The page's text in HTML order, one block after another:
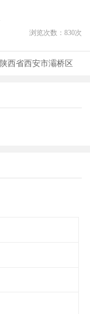
浏览次数： 830次
陕西省西安市灞桥区